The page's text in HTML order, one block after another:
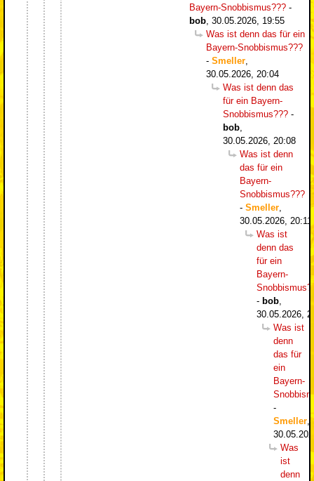
Bayern-Snobbismus??? -
bob 30.05.2026, 19:55
Was ist denn das für ein
Bayern-Snobbismus???
- Smeller
30.05.2026, 20:04
Was ist denn das
für ein Bayern-
Snobbismus??? -
bob
30.05.2026, 20:08
Was ist denn
das für ein
Bayern-
Snobbismus???
- Smeller
30.05.2026, 20:11
Was ist
denn das
für ein
Bayern-
- bob
30.05.2026,
Was ist
denn
das für
ein
Bayern-
-
Smeller
Was
ist
denn